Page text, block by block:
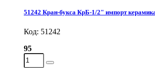
51242 Кран-букса КрБ-1/2" импорт
Код: 51242
95